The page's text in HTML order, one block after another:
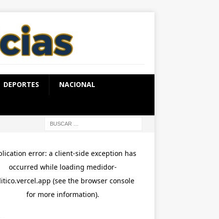
DEPORTES NACIONAL